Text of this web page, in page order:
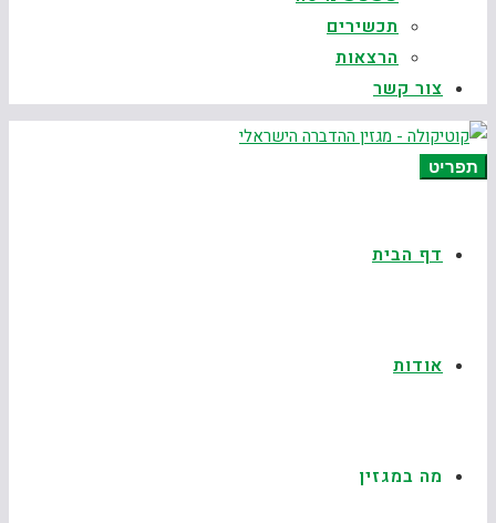
תכשירים
הרצאות
צור קשר
תפריט
דף הבית
אודות
מה במגזין